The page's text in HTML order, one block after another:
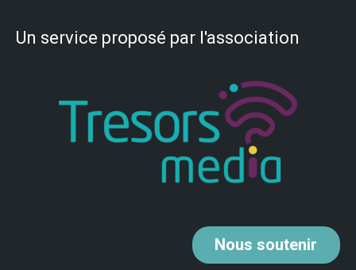
Un service proposé par l'association
Noussoutenir